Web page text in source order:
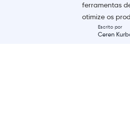
ferramentas
otimize os
Escrito por
Ceren
O que é rastreamento de